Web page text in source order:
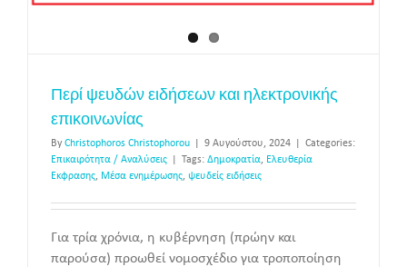
Περί ψευδών ειδήσεων και ηλεκτρονικής
επικοινωνίας
By Christophoros Christophorou 9 Αυγούστου, 2024
Categories:
Επικαιρότητα / Αναλύσεις
Tags: Δημοκρατία, Ελευθερία
Έκφρασης, Μέσα ενημέρωσης, ψευδείς ειδήσεις
Για τρία χρόνια, η κυβέρνηση (πρώην και
παρούσα) προωθεί νομοσχέδιο για τροποποίηση